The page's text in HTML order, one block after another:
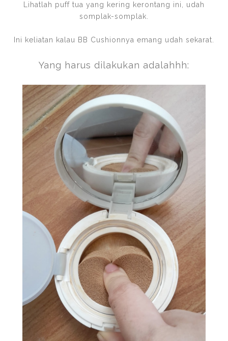
Lihatlah puff tua yang kering kerontang ini, udah
somplak-somplak.
Ini keliatan kalau BB Cushionnya emang udah sekarat.
Yang harus dilakukan adalahhh: